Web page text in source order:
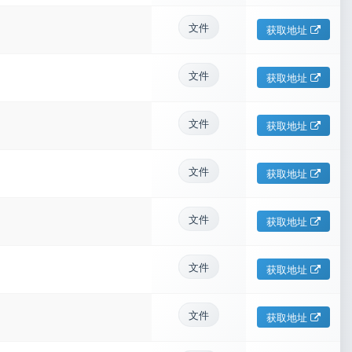
文件 获取地址
文件 获取地址
文件 获取地址
文件 获取地址
文件 获取地址
文件 获取地址
文件 获取地址